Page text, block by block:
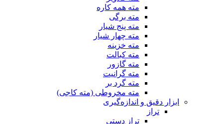
مته همه کاره
مته برگی
مته پنج شیار
مته چهار شیار
مته خزینه
مته کبالت
مته گازور
مته گرانیت
مته گرد بر
مته مخروطی (مته کاجی)
ابزار دقیق و اندازه‌گیری
تراز
تراز دستی